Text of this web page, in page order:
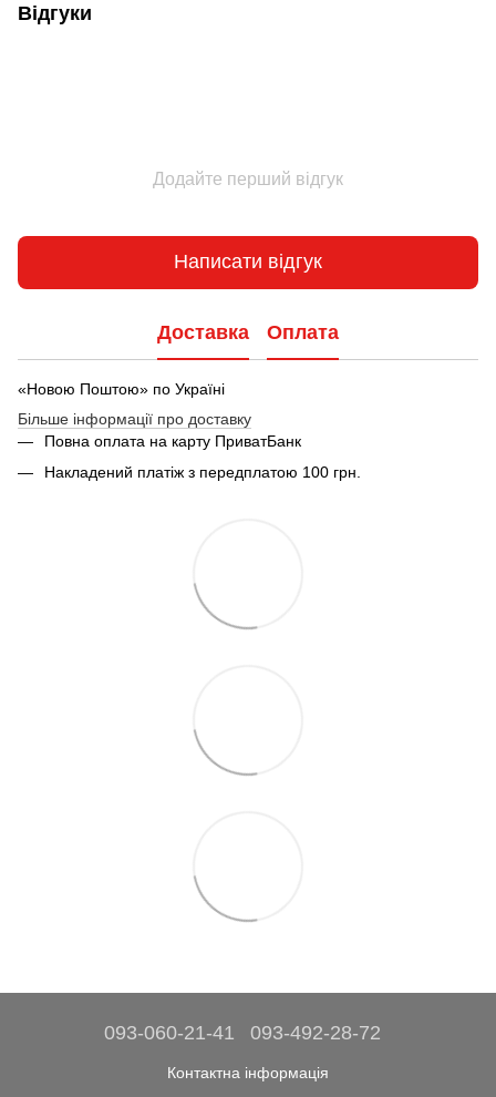
Відгуки
Додайте перший відгук
Написати відгук
Доставка Оплата
«Новою Поштою» по Україні
Більше інформації про доставку
Повна оплата на карту ПриватБанк
Накладений платіж з передплатою 100 грн.
093-060-21-41 093-492-28-72
Контактна інформація